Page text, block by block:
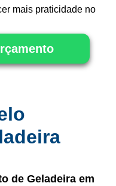
mais praticidade no
de Geladeira em